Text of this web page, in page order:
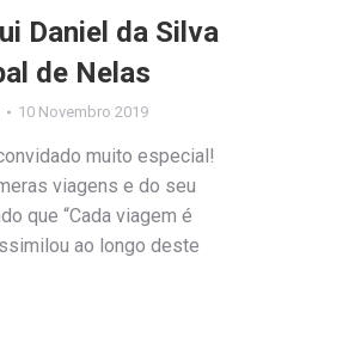
Daniel da Silva
de Nelas
10 Novembro 2019
muito especial!
viagens e do seu
que “Cada viagem é
ao longo deste